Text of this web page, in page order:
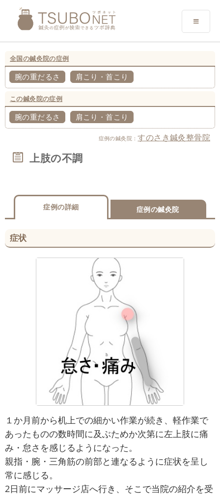
全国の鍼灸院の症例
腕の重だるさ 肩こり・首こり
この鍼灸院の症例
腕の重だるさ 肩こり・首こり
症例の鍼灸院：すのさき鍼灸整骨院
上肢の不調
症例の詳細 症例の鍼灸院
症状
１か月前から机上での細かい作業が続き、軽作業で
あったものの数時間に及ぶためか次第に左上肢に痛
み・怠さを感じるようになった。
親指・腕・三角筋の前部と連なるように症状を呈し
常に感じる。
2日前にマッサージ店へ行き、そこで当院の紹介を受